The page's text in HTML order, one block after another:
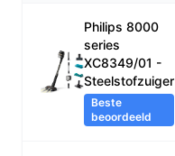
Philips 8000
series
XC8349/01 -
Steelstofzuiger
Beste
beoordeeld